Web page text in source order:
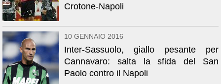
Crotone-Napoli
10 GENNAIO 2016
Inter-Sassuolo, giallo pesante per
Cannavaro: salta la sfida del San
Paolo contro il Napoli